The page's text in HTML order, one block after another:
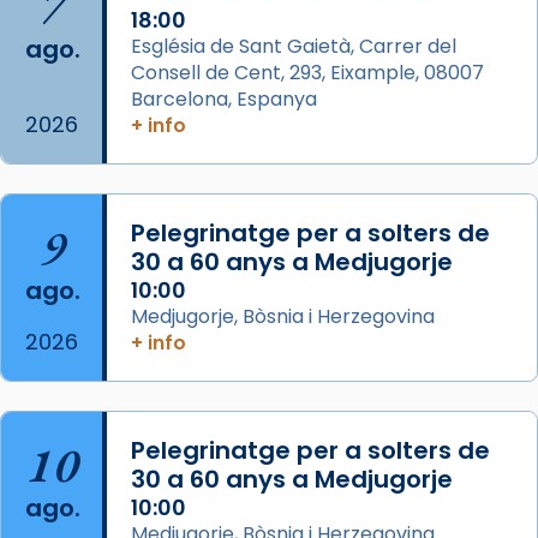
2 weeks ago
Aquest dilluns, 27 de juliol, ha tingut lloc la
missa d’acció de gràcies en agraïment al
comitè organitzador de la visita apostòlica
L’arquebisbe de Barcelona, el cardenal Joan
Josep Omella, ha presidit la missa i l’ha
concelebrat el bisbe auxiliar de Barcelona,
Mons. David Abadías.
📸 Dr. G. Simón
Foto
Arquebisbat de Barcelona
2 weeks ago
ago.
2026
18:00
Església de Sant Gaietà, Carrer del
Consell de Cent, 293, Eixample, 08007
Barcelona, Espanya
+ info
9
ago.
2026
Pelegrinatge per a solters de
30 a 60 anys a Medjugorje
10:00
Medjugorje, Bòsnia i Herzegovina
+ info
10
ago.
Pelegrinatge per a solters de
30 a 60 anys a Medjugorje
10:00